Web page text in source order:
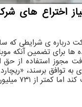
میلیون دلار جهت استفاده از حق
درباره ی شرایطی که
ها برای تضمین آنکه
برای دریافت مجوز
حقوقی جهانی قرار می گیرند. بعد از آنکه دو شرکت نتوانستند درباره ی
لندن به سامسونگ دستور پرداخت ۳۹۲